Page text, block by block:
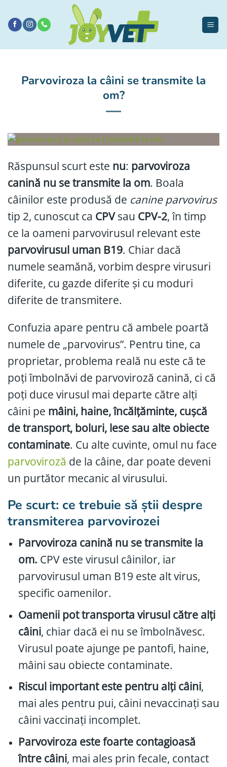
conținut
Parvoviroza la câini se transmite la
om?
Răspunsul scurt este nu: parvoviroza
canină nu se transmite la om. Boala
câinilor este produsă de canine parvovirus
tip 2, cunoscut ca CPVsau CPV-2, în timp
ce la oameni parvovirusul relevant este
parvovirusul uman B19. Chiar dacă
numele seamănă, vorbim despre virusuri
diferite, cu gazde diferite și cu moduri
diferite de transmitere.
Confuzia apare pentru că ambele poartă
numele de „parvovirus”. Pentru tine, ca
proprietar, problema reală nu este că te
poți îmbolnăvi de parvoviroză canină, ci că
poți duce virusul mai departe către alți
câini pe mâini, haine, încălțăminte, cușcă
de transport, boluri, lese sau alte obiecte
contaminate. Cu alte cuvinte, omul nu face
parvoviroză de la câine, dar poate deveni
un purtător mecanic al virusului.
Pe scurt: ce trebuie să știi despre
transmiterea parvovirozei
Parvoviroza canină nu se transmite la
om. CPV este virusul câinilor, iar
parvovirusul uman B19 este alt virus,
specific oamenilor.
Oamenii pot transporta virusul către alți
câini, chiar dacă ei nu se îmbolnăvesc.
Virusul poate ajunge pe pantofi, haine,
mâini sau obiecte contaminate.
Riscul important este pentru alți câini,
mai ales pentru pui, câini nevaccinați sau
câini vaccinați incomplet.
Parvoviroza este foarte contagioasă
între câini, mai ales prin fecale, contact